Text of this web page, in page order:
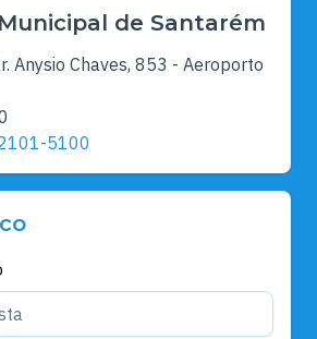
de Santarém
Anysio Chaves, 853 - Aeroporto
5100